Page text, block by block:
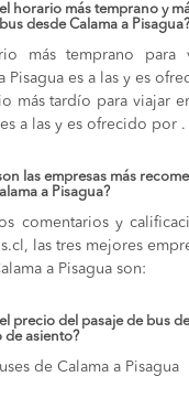
el horario más temprano y
desde Calama a Pisagua?
más temprano para
Pisagua es a las y es
más tardío para viajar
es a las y es ofrecido por .
las empresas más
a Pisagua?
comentarios y
las tres mejores
a Pisagua son:
precio del pasaje de bus
de asiento?
de Calama a Pisagua